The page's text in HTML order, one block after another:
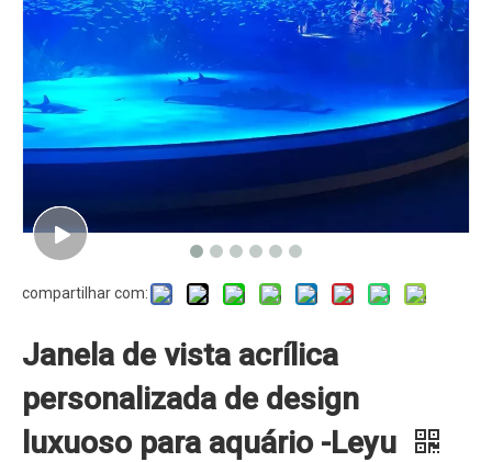
compartilhar com:
Janela de vista acrílica
personalizada de design
luxuoso para aquário -Leyu